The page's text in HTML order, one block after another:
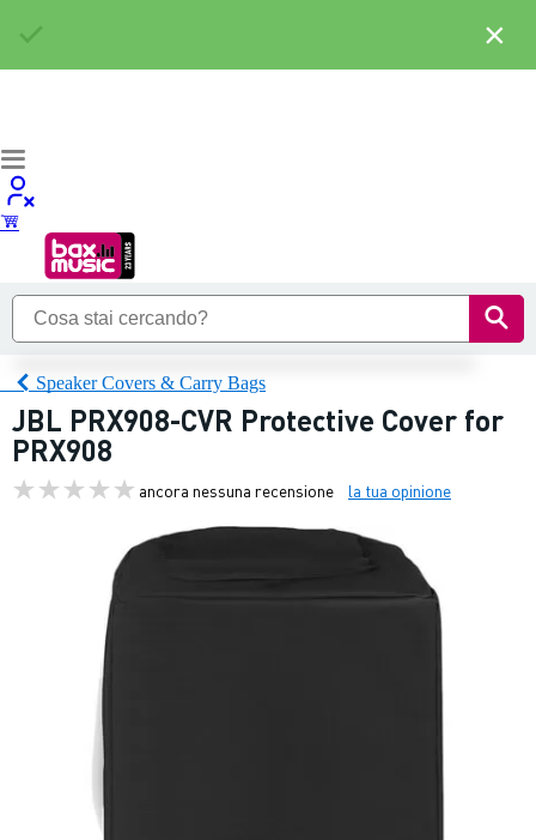
Speaker Covers & Carry Bags
JBL PRX908-CVR Protective Cover for
PRX908
ancora nessuna recensione la tua opinione
×